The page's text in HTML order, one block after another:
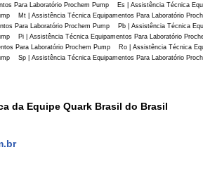
Para Laboratório Prochem Pump Es | Assistência Técnica
Mt | Assistência Técnica Equipamentos Para Laboratório
Para Laboratório Prochem Pump Pb | Assistência Técnica
Pi | Assistência Técnica Equipamentos Para Laboratório
Para Laboratório Prochem Pump Ro | Assistência Técnica
Sp | Assistência Técnica Equipamentos Para Laboratório
da Equipe Quark Brasil do Brasil